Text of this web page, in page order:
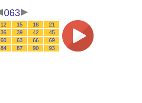
063
12 15 18
21
36 39 42
45
60 63 66
69
84 87 90 93